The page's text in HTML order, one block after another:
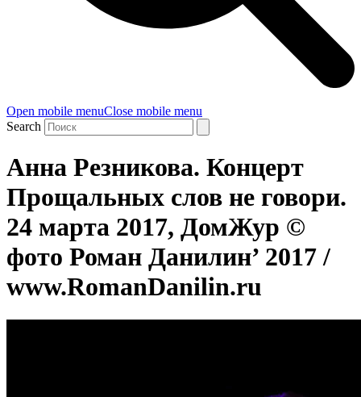
Open mobile menuClose mobile menu
Search
Анна Резникова. Концерт
Прощальных слов не говори.
24 марта 2017, ДомЖур ©
фото Роман Данилин’ 2017 /
www.RomanDanilin.ru